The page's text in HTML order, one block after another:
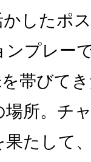
したポ
プレー
帯びて
所。チ
たして